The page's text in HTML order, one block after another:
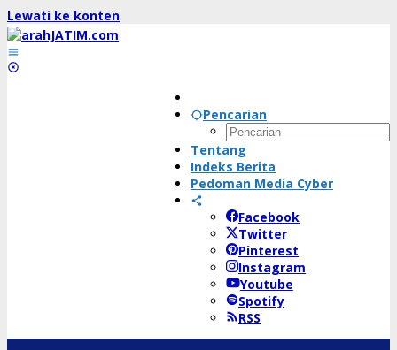
Lewati ke konten
Pencarian
Tentang
Indeks Berita
Pedoman Media Cyber
Facebook
Twitter
Pinterest
Instagram
Youtube
Spotify
RSS